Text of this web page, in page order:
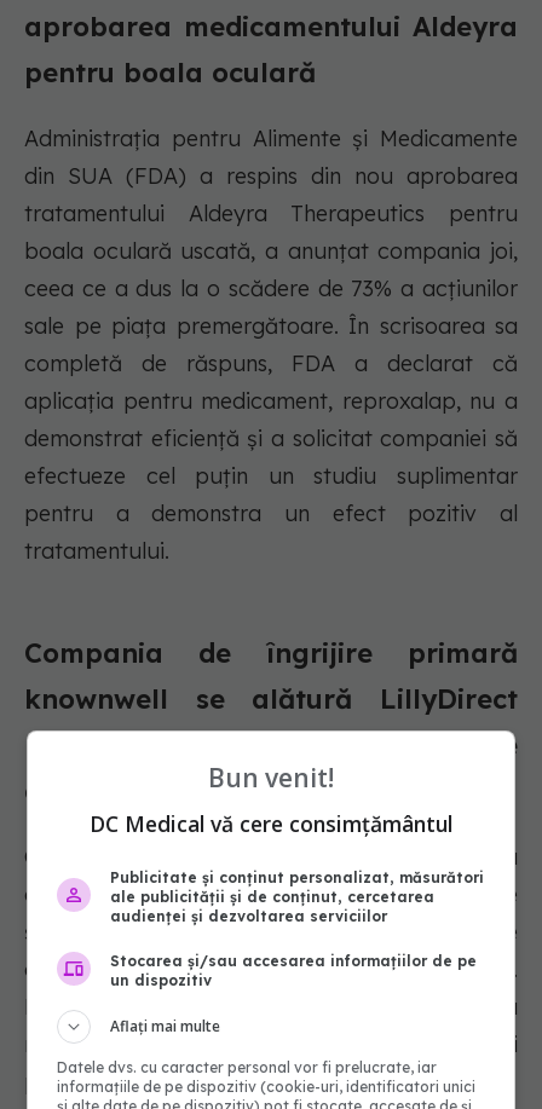
aprobarea medicamentului Aldeyra
pentru boala oculară
Administrația pentru Alimente și Medicamente
din SUA (FDA) a respins din nou aprobarea
tratamentului Aldeyra Therapeutics pentru
boala oculară uscată, a anunțat compania joi,
ceea ce a dus la o scădere de 73% a acțiunilor
sale pe piața premergătoare. În scrisoarea sa
completă de răspuns, FDA a declarat că
aplicația pentru medicament, reproxalap, nu a
demonstrat eficiență și a solicitat companiei să
efectueze cel puțin un studiu suplimentar
pentru a demonstra un efect pozitiv al
tratamentului.
Compania de îngrijire primară
knownwell se alătură LillyDirect
pentru a oferi servicii de gestionare
a greutății
Compania de îngrijire primară knownwell a
anunțat miercuri că va oferi servicii de sănătate
și gestionare a greutății prin platforma online
direct-to-consumer LillyDirect, a lui Eli Lilly.
Pacienții de pe LillyDirect vor avea acces la
medici de la knownwell pentru servicii
personalizate, a declarat knownwell.
Bun venit!
DC Medical vă cere consimțământul
Publicitate și conținut personalizat, măsurători
ale publicității și de conținut, cercetarea
audienței și dezvoltarea serviciilor
Stocarea și/sau accesarea informațiilor de pe
un dispozitiv
Aflați mai multe
Datele dvs. cu caracter personal vor fi prelucrate, iar
informațiile de pe dispozitiv (cookie-uri, identificatori unici